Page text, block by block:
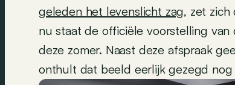
geleden het levenslicht zag, zet
nu staat de officiële voorstelling
deze zomer. Naast deze afspraak
onthult dat beeld eerlijk gezegd